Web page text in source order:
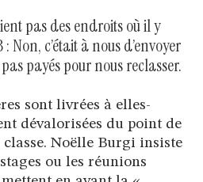
pas des endroits où il y
Non, c’était à nous d’envoyer
payés pour nous reclasser.
sont livrées à elles-
dévalorisées du point de
Noëlle Burgi insiste
ou les réunions